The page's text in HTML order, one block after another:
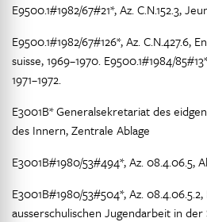
E9500.1#1982/67#21*, Az. C.N.152.3,
E9500.1#1982/67#126*, Az. C.N.427.6,
suisse, 1969–1970. E9500.1#1984/
1971–1972.
E3001B* Generalsekretariat des
des Innern, Zentrale Ablage
E3001B#1980/53#494*, Az. 08.4.06.5,
E3001B#1980/53#504*, Az.
ausserschulischen Jugendarbeit in der